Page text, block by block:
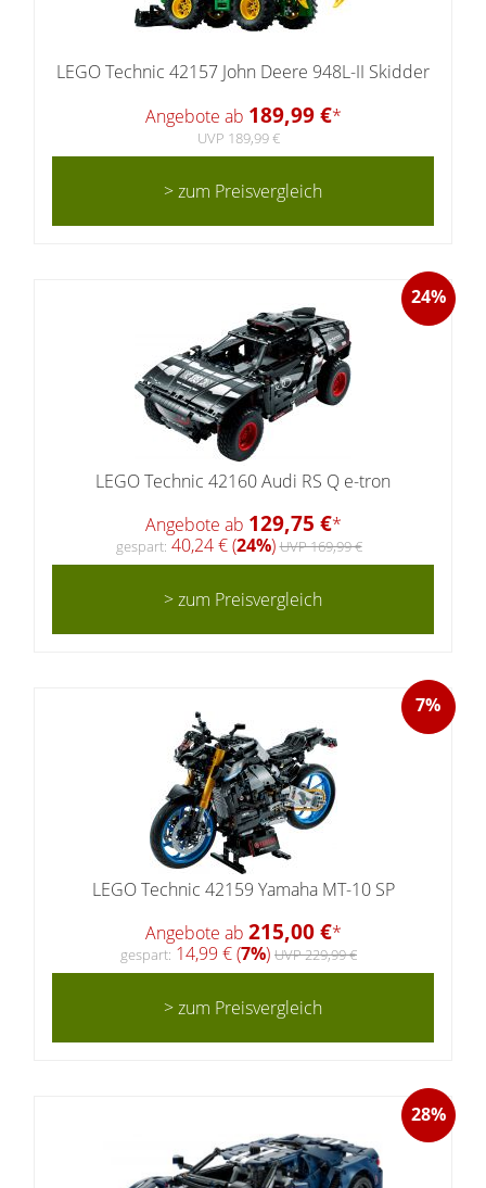
LEGO Technic 42157 John Deere 948L-II Skidder
Angebote ab 189,99 €*
UVP 189,99 €
> zum Preisvergleich
24%
LEGO Technic 42160 Audi RS Q e-tron
Angebote ab 129,75 €*
gespart: 40,24 € (24%)UVP 169,99 €
> zum Preisvergleich
7%
LEGO Technic 42159 Yamaha MT-10 SP
Angebote ab 215,00 €*
gespart: 14,99 € (7%) UVP 229,99 €
> zum Preisvergleich
28%